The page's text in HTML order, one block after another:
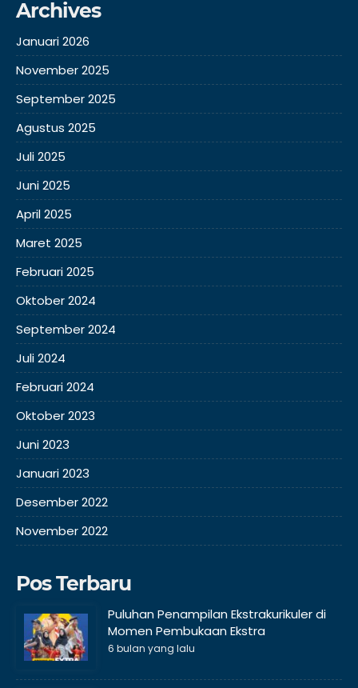
Archives
Januari 2026
November 2025
September 2025
Agustus 2025
Juli 2025
Juni 2025
April 2025
Maret 2025
Februari 2025
Oktober 2024
September 2024
Juli 2024
Februari 2024
Oktober 2023
Juni 2023
Januari 2023
Desember 2022
November 2022
Pos Terbaru
Puluhan Penampilan Ekstrakurikuler di
Momen Pembukaan Ekstra
6 bulan yang lalu